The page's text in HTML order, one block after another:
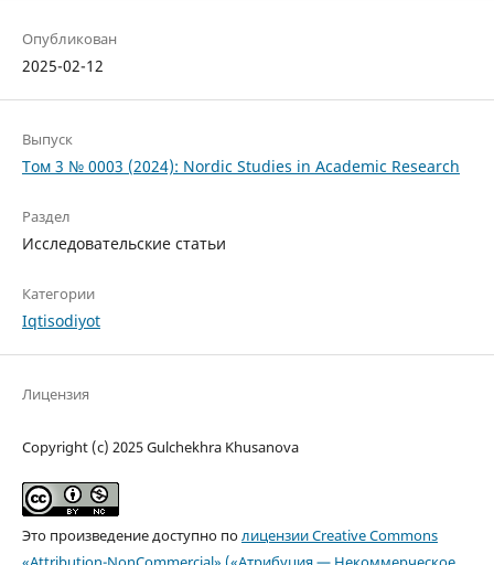
Опубликован
2025-02-12
Выпуск
Том 3 № 0003 (2024): Nordic Studies in Academic Research
Раздел
Исследовательские статьи
Категории
Iqtisodiyot
Лицензия
Copyright (c) 2025 Gulchekhra Khusanova
Это произведение доступно по лицензии Creative Commons